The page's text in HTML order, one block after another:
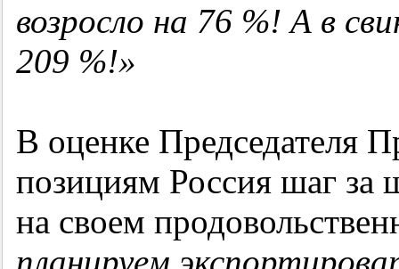
возросло на 76 %! А в
209 %!»
В оценке Председателя
позициям Россия шаг за
на своем